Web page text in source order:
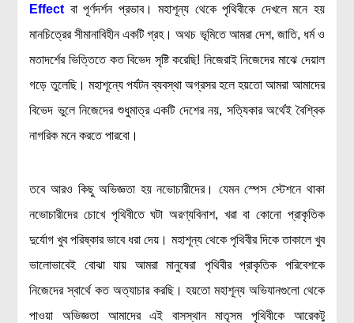
Effect বা পূর্ণদর্শন প্রভাব। মহাশূন্য থেকে পৃথিবীকে দেখলে মনে হয়
মানচিত্রের সীমানাবিহীন একটি গ্রহ। অথচ ভূমিতে আমরা দেশ, জাতি, ধর্ম ও
মতাদর্শের ভিত্তিতে কত বিভেদ সৃষ্টি করেছি! নিজেরাই নিজেদের মাঝে দেয়াল
গড়ে তুলেছি। মহাশূন্যে পর্যটন ব্যবস্থা অগ্রসর হলে হয়তো আমরা আমাদের
বিভেদ ভুলে নিজেদের শুধুমাত্র একটি দেশের নয়, সত্যিকার অর্থেই বৈশ্বিক
নাগরিক মনে করতে পারবো।
তবে আরও কিছু অভিজ্ঞতা হয় নভোচারীদের। যেমন স্পেস স্টেশনে থাকা
নভোচারীদের চোখে পৃথিবীতে ঘটা অরণ্যবিনাশ, খরা বা কোনো প্রাকৃতিক
দুর্যোগ খুব পরিষ্কার ভাবে ধরা দেয়। মহাশূন্য থেকে পৃথিবীর দিকে তাকালে খুব
ভালোভাবেই বোঝা যায় আমরা মানুষেরা পৃথিবীর প্রাকৃতিক পরিবেশকে
নিজেদের স্বার্থে কত অত্যাচার করছি। হয়তো মহাশূন্য অভিযানগুলো থেকে
পাওয়া অভিজ্ঞতা আমাদের এই বাসস্থান মাতৃসম পৃথিবীকে আরেকটু